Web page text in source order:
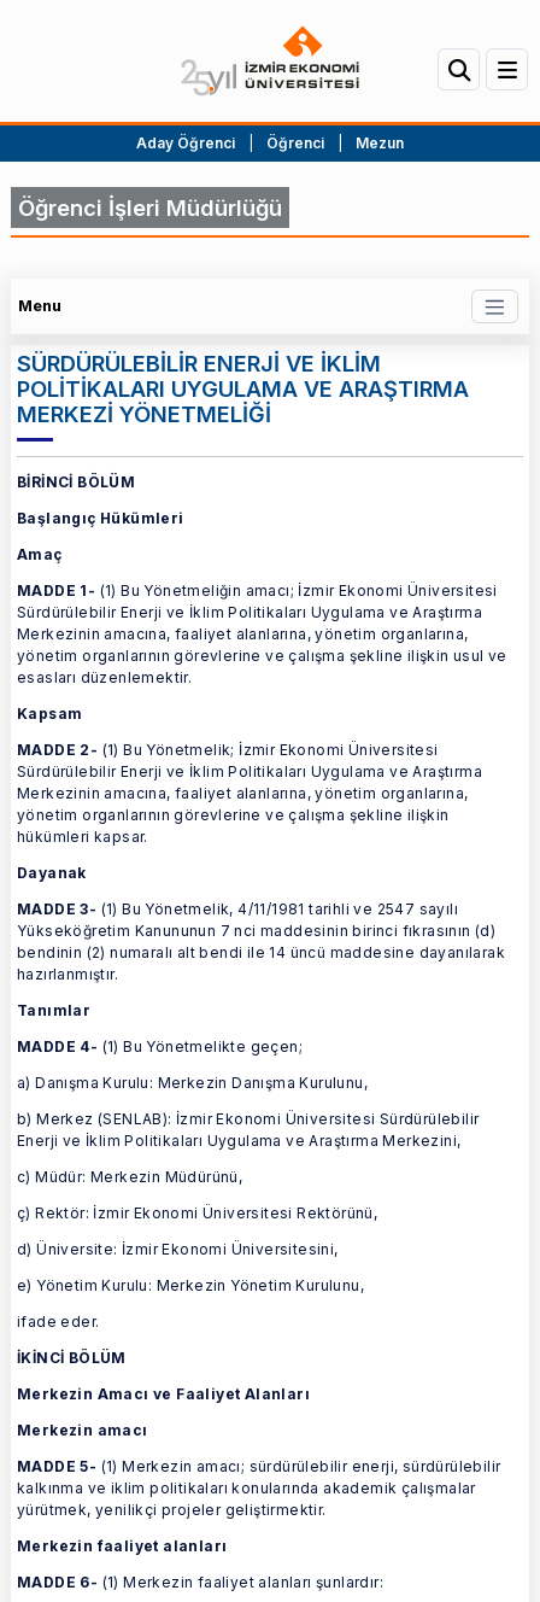
Aday Öğrenci Öğrenci Mezun
Öğrenci İşleri Müdürlüğü
SÜRDÜRÜLEBİLİR ENERJİ VE İKLİM
POLİTİKALARI UYGULAMA VE ARAŞTIRMA
MERKEZİ YÖNETMELİĞİ
BİRİNCİ BÖLÜM
Başlangıç Hükümleri
Amaç
MADDE 1- (1) Bu Yönetmeliğin amacı; İzmir Ekonomi Üniversitesi
Sürdürülebilir Enerji ve İklim Politikaları Uygulama ve Araştırma
Merkezinin amacına, faaliyet alanlarına, yönetim organlarına,
yönetim organlarının görevlerine ve çalışma şekline ilişkin usul ve
esasları düzenlemektir.
Kapsam
MADDE 2- (1) Bu Yönetmelik; İzmir Ekonomi Üniversitesi
Sürdürülebilir Enerji ve İklim Politikaları Uygulama ve Araştırma
Merkezinin amacına, faaliyet alanlarına, yönetim organlarına,
yönetim organlarının görevlerine ve çalışma şekline ilişkin
hükümleri kapsar.
Dayanak
MADDE 3- (1) Bu Yönetmelik, 4/11/1981 tarihli ve 2547 sayılı
Yükseköğretim Kanununun 7 nci maddesinin birinci fıkrasının (d)
bendinin (2) numaralı alt bendi ile 14 üncü maddesine dayanılarak
hazırlanmıştır.
Tanımlar
MADDE 4- (1) Bu Yönetmelikte geçen;
a) Danışma Kurulu: Merkezin Danışma Kurulunu,
b) Merkez (SENLAB): İzmir Ekonomi Üniversitesi Sürdürülebilir
Enerji ve İklim Politikaları Uygulama ve Araştırma Merkezini,
c) Müdür: Merkezin Müdürünü,
ç) Rektör: İzmir Ekonomi Üniversitesi Rektörünü,
d) Üniversite: İzmir Ekonomi Üniversitesini,
e) Yönetim Kurulu: Merkezin Yönetim Kurulunu,
ifade eder.
İKİNCİ BÖLÜM
Merkezin Amacı ve Faaliyet Alanları
Merkezin amacı
MADDE 5- (1) Merkezin amacı; sürdürülebilir enerji, sürdürülebilir
kalkınma ve iklim politikaları konularında akademik çalışmalar
yürütmek, yenilikçi projeler geliştirmektir.
Merkezin faaliyet alanları
MADDE 6- (1) Merkezin faaliyet alanları şunlardır:
Menu